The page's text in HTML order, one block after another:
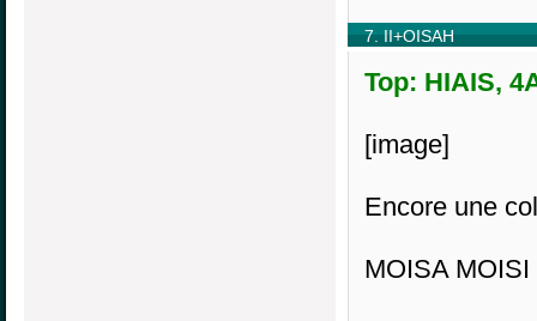
7. II+OISAH
Top: HIAIS,
[image]
Encore une
MOISA MOISI